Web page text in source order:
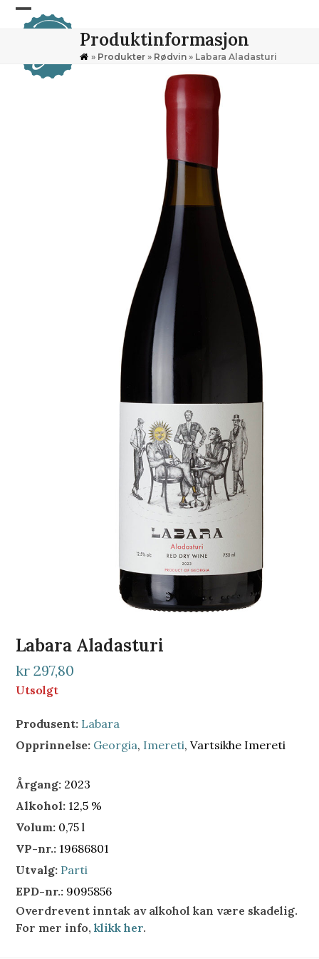
Skip
Open
menu
Close
menu
Produktinformasjon
» Produkter » Rødvin » Labara Aladasturi
Labara Aladasturi
kr 297,80
Utsolgt
Produsent: Labara
Opprinnelse: Georgia, Imereti, Vartsikhe Imereti
Årgang: 2023
Alkohol: 12,5 %
Volum: 0,75 l
VP-nr.: 19686801
Utvalg: Parti
EPD-nr.: 9095856
Overdrevent inntak av alkohol kan være skadelig.
For mer info,klikk her.